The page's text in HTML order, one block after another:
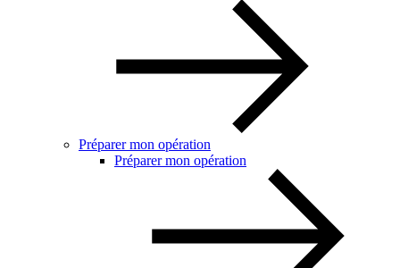
Préparer mon opération
Préparer mon opération